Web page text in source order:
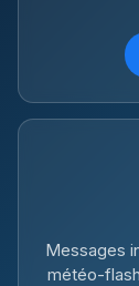
Messages
météo-